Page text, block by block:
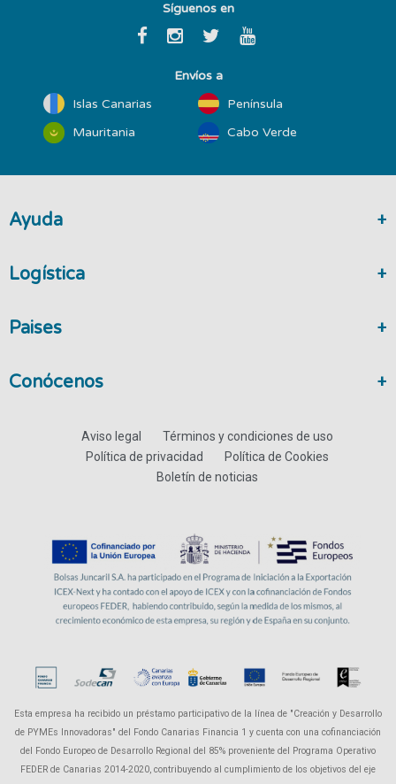
Síguenos en
Envíos a
Islas Canarias
Península
Mauritania
Cabo Verde
Ayuda
Logística
Paises
Conócenos
Aviso legal
Términos y condiciones de uso
Política de privacidad
Política de Cookies
Boletín de noticias
Esta empresa ha recibido un préstamo participativo de la línea de "Creación y Desarrollo
de PYMEs Innovadoras" del Fondo Canarias Financia 1 y cuenta con una cofinanciación
del Fondo Europeo de Desarrollo Regional del 85% proveniente del Programa Operativo
FEDER de Canarias 2014-2020, contribuyendo al cumplimiento de los objetivos del eje